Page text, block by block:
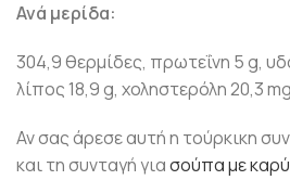
Ανά μερίδα:
304,9 θερμίδες, πρωτεΐνη 5 g,
λίπος 18,9 g, χοληστερόλη 20,3
Αν σας άρεσε αυτή η τούρκικη
και τη συνταγή γιασούπα με